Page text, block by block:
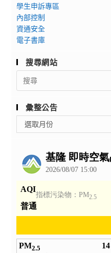
學生申訴專區
內部控制
資通安全
電子書庫
搜尋網站
Search
for:
彙整公告
整
選取月份